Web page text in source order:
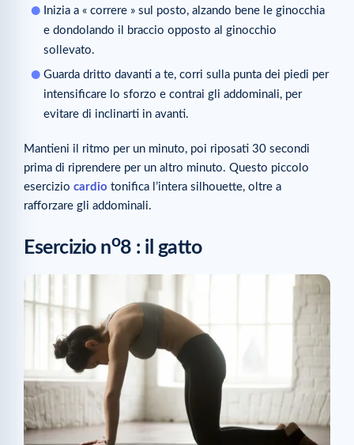
Inizia a « correre » sul posto, alzando bene le ginocchia
e dondolando il braccio opposto al ginocchio
sollevato.
Guarda dritto davanti a te, corri sulla punta dei piedi per
intensificare lo sforzo e contrai gli addominali, per
evitare di inclinarti in avanti.
Mantieni il ritmo per un minuto, poi riposati 30 secondi
prima di riprendere per un altro minuto. Questo piccolo
esercizio cardio tonifica l’intera silhouette, oltre a
rafforzare gli addominali.
Esercizio no8 : il gatto